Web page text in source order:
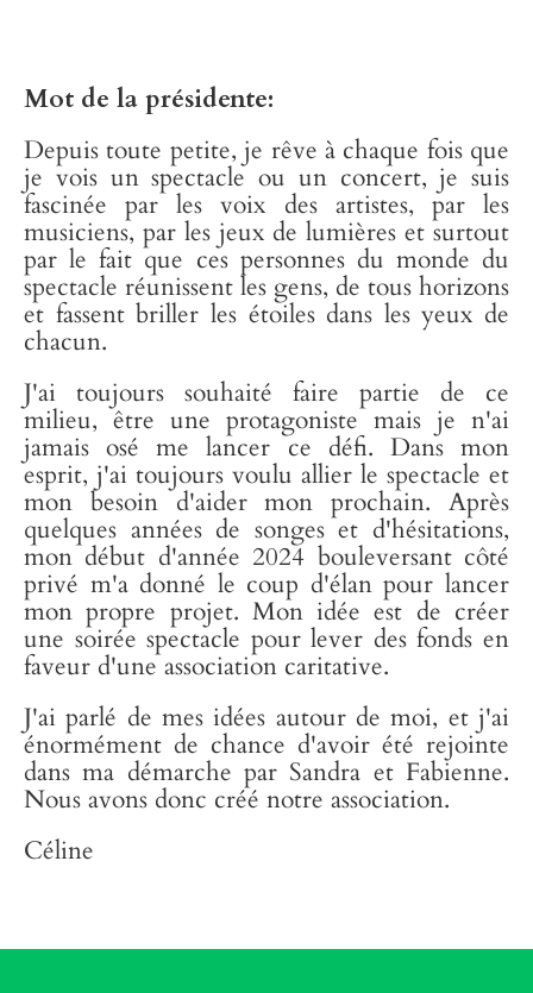
Mot de la présidente:
Depuis toute petite, je rêve à chaque fois que
je vois un spectacle ou un concert, je suis
fascinée par les voix des artistes, par les
musiciens, par les jeux de lumières et surtout
par le fait que ces personnes du monde du
spectacle réunissent les gens, de tous horizons
et fassent briller les étoiles dans les yeux de
chacun.
J'ai toujours souhaité faire partie de ce
milieu, être une protagoniste mais je n'ai
jamais osé me lancer ce défi. Dans mon
esprit, j'ai toujours voulu allier le spectacle et
mon besoin d'aider mon prochain. Après
quelques années de songes et d'hésitations,
mon début d'année 2024 bouleversant côté
privé m'a donné le coup d'élan pour lancer
mon propre projet. Mon idée est de créer
une soirée spectacle pour lever des fonds en
faveur d'une association caritative.
J'ai parlé de mes idées autour de moi, et j'ai
énormément de chance d'avoir été rejointe
dans ma démarche par Sandra et Fabienne.
Nous avons donc créé notre association.
Céline